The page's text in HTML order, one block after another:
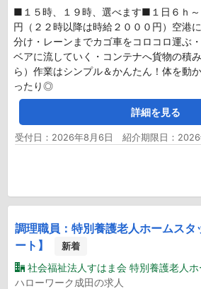
■１５時、１９時、選べます■１日６ｈ
円（２２時以降は時給２０００円）空港
分け・レーンまでカゴ車をコロコロ運ぶ
ベアに流していく・コンテナへ貨物の積
ら）作業はシンプル＆かんたん！体を動
ったり◎
詳細を見る
受付日：2026年8月6日 紹介期限日：2026
調理職員：特別養護老人ホームスタ
ート】
新着
社会福祉法人すはま会 特別養護老人
ハローワーク成田の求人